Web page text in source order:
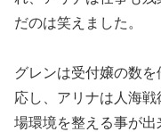
だのは笑えました。
グレンは受付嬢の数
応し、アリナは人海
場環境を整える事が出